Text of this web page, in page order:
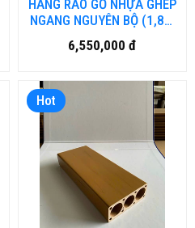
HÀNG RÀO GỖ NHỰA GHÉP
NGANG NGUYÊN BỘ (1,8m
x1,8m)
6,550,000 đ
Hot